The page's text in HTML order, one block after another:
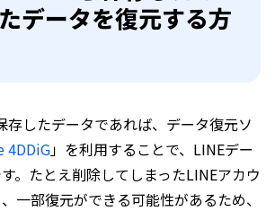
データを復元する方
存したデータであれば、データ復元ソ
4DDiG」を利用することで、LINEデー
。たとえ削除してしまったLINEアカウ
一部復元ができる可能性があるため、